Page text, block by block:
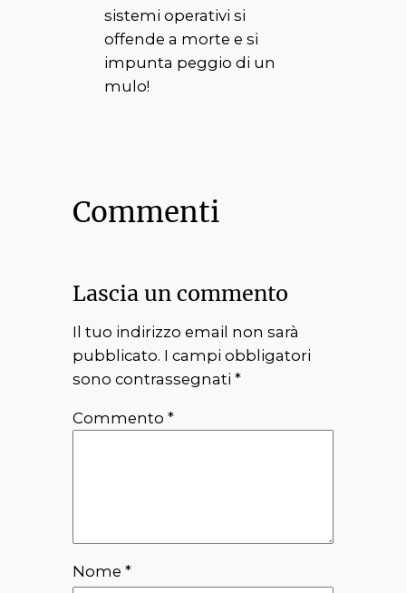
sistemi operativi si
offende a morte e si
impunta peggio di un
mulo!
Commenti
Lascia un commento
Il tuo indirizzo email non sarà
pubblicato. I campi obbligatori
sono contrassegnati *
Commento *
Nome *